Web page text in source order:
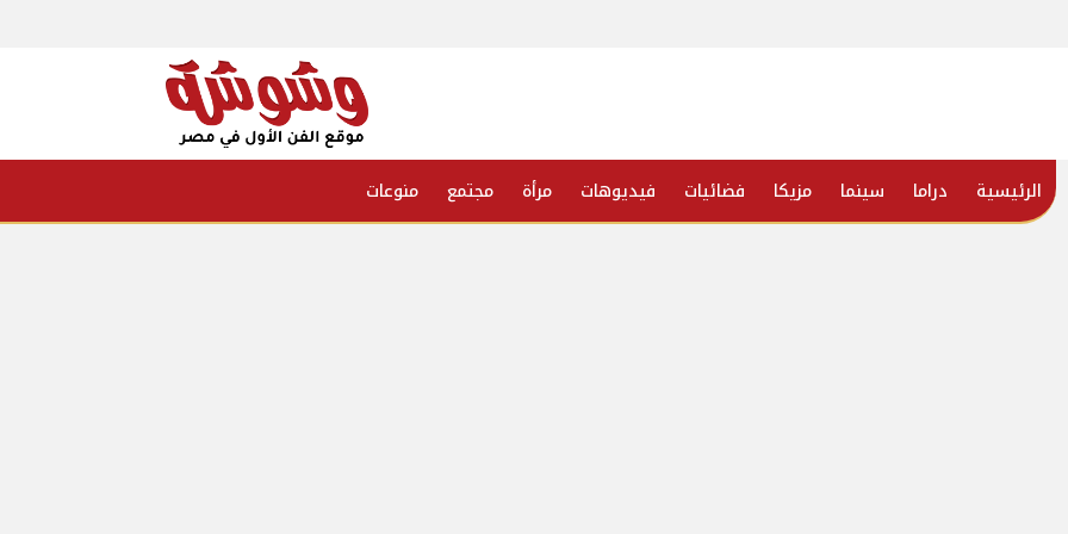
الرئيسية دراما سينما مزيكا فضائيات فيديوهات مرأة مجتمع منوعات